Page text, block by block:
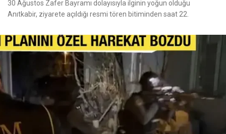
30 Ağustos Zafer Bayramı dolayısıyla ilginin yoğun olduğu
Anıtkabir, ziyarete açıldığı resmi tören bitiminden saat 22.